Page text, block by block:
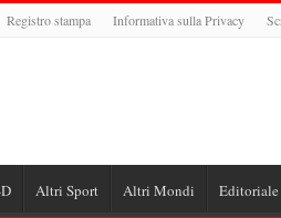
Registro stampa Informativa sulla Privacy
Altri Sport Altri Mondi Editoriale